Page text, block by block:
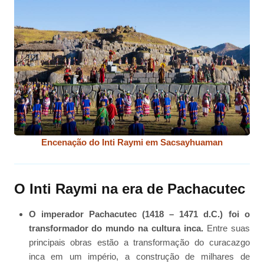
Encenação do Inti Raymi em Sacsayhuaman
O Inti Raymi na era de Pachacutec
O imperador Pachacutec (1418 – 1471 d.C.) foi o
transformador do mundo na cultura inca.Entre suas
principais obras estão a transformação do curacazgo
inca em um império, a construção de milhares de